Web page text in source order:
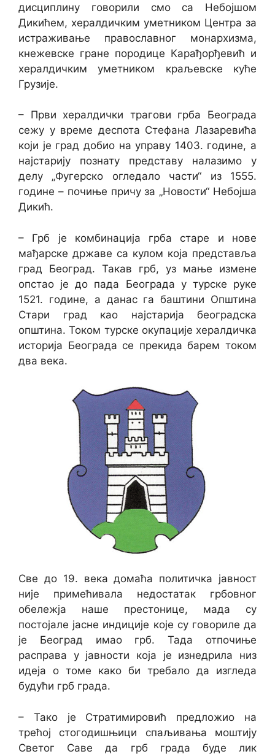
дисциплину говорили смо са Небојшом
Дикићем, хералдичким уметником Центра за
истраживање православног монархизма,
кнежевске гране породице Карађорђевић и
хералдичким уметником краљевске куће
Грузије.
– Први хералдички трагови грба Београда
сежу у време деспота Стефана Лазаревића
који је град добио на управу 1403. године, а
најстарију познату представу налазимо у
делу „Фугерско огледало части“ из 1555.
године – почиње причу за „Новости“ Небојша
Дикић.
– Грб је комбинација грба старе и нове
мађарске државе са кулом која представља
град Београд. Такав грб, уз мање измене
опстао је до пада Београда у турске руке
1521. године, а данас га баштини Општина
Стари град као најстарија београдска
општина. Током турске окупације хералдичка
историја Београда се прекида барем током
два века.
Све до 19. века домаћа политичка јавност
није примећивала недостатак грбовног
обележја наше престонице, мада су
постојале јасне индиције које су говориле да
је Београд имао грб. Тада отпочиње
расправа у јавности која је изнедрила низ
идеја о томе како би требало да изгледа
будући грб града.
– Тако је Стратимировић предложио на
трећој стогодишњици спаљивања моштију
Светог Саве да грб града буде лик